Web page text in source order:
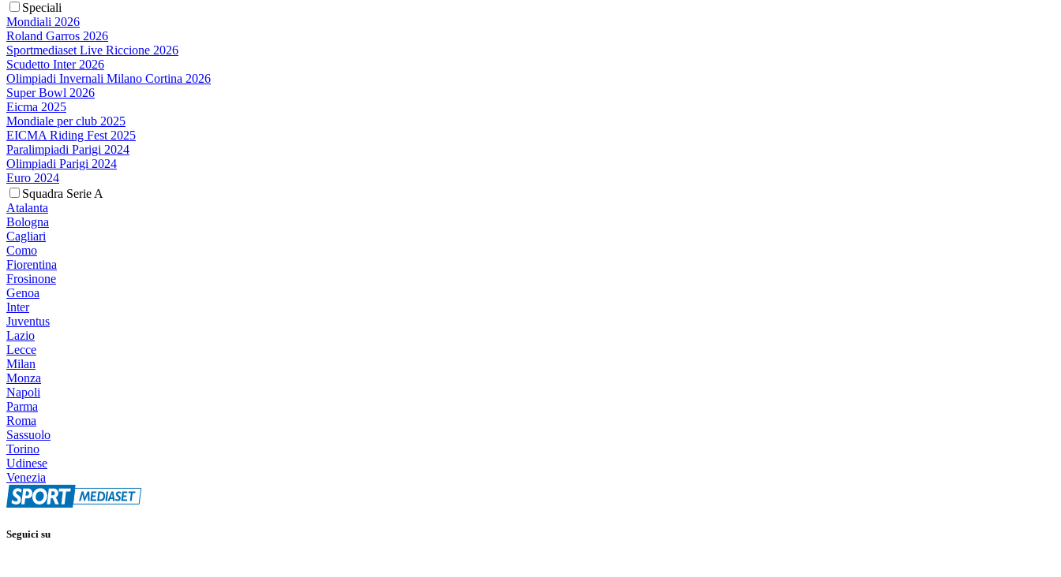
Speciali
Mondiali 2026
Roland Garros 2026
Sportmediaset Live Riccione 2026
Scudetto Inter 2026
Olimpiadi Invernali Milano Cortina 2026
Super Bowl 2026
Eicma 2025
Mondiale per club 2025
EICMA Riding Fest 2025
Paralimpiadi Parigi 2024
Olimpiadi Parigi 2024
Euro 2024
Squadra Serie A
Atalanta
Bologna
Cagliari
Como
Fiorentina
Frosinone
Genoa
Inter
Juventus
Lazio
Lecce
Milan
Monza
Napoli
Parma
Roma
Sassuolo
Torino
Udinese
Venezia
Seguici su